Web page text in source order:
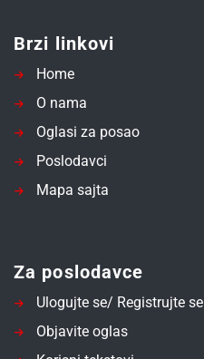
Brzi linkovi
Home
O nama
Oglasi za posao
Poslodavci
Mapa sajta
Za poslodavce
Ulogujte se/ Registrujte se
Objavite oglas